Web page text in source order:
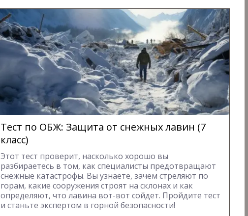
Тест по ОБЖ: Защита от снежных лавин (7
класс)
Этот тест проверит, насколько хорошо вы
разбираетесь в том, как специалисты предотвращают
снежные катастрофы. Вы узнаете, зачем стреляют по
горам, какие сооружения строят на склонах и как
определяют, что лавина вот-вот сойдет. Пройдите тест
и станьте экспертом в горной безопасности!